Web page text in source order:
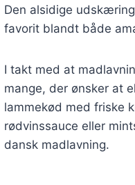
Den alsidige
favorit blandt både
I takt med at
mange, der ønsker at
lammekød med friske
rødvinssauce eller
dansk madlavning.